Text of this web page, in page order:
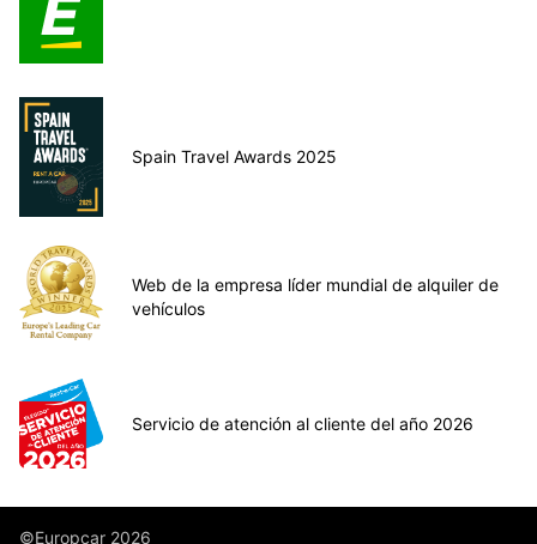
Spain Travel Awards 2025
Web de la empresa líder mundial de alquiler de
vehículos
Servicio de atención al cliente del año 2026
©Europcar 2026